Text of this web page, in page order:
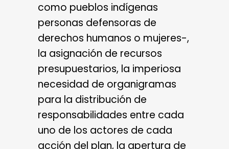
como pueblos indígenas
personas defensoras de
derechos humanos o mujeres-,
la asignación de recursos
presupuestarios, la imperiosa
necesidad de organigramas
para la distribución de
responsabilidades entre cada
uno de los actores de cada
acción del plan, la apertura de